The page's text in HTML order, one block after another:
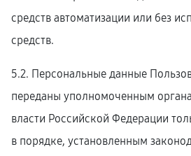
средств автоматизации или без
средств.
5.2. Персональные данные
переданы уполномоченным
власти Российской Федерации
в порядке, установленным